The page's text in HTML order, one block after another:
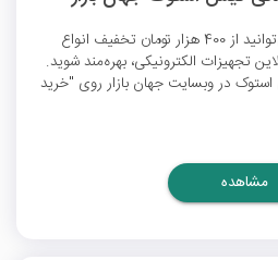
با استفاده از این کد تخفیف می‌توانید از 400 هزار تومان تخفیف انواع
تجهیزات الکترونیکی، بهره‌مند شوید.
در وبسایت جهان بازار روی "خرید
مشاهده